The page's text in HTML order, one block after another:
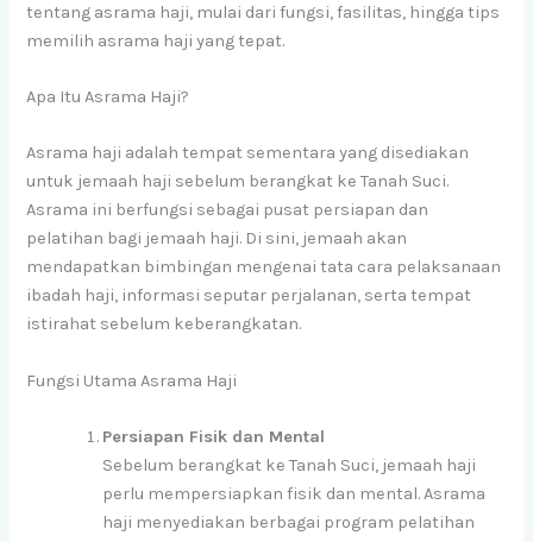
tentang asrama haji, mulai dari fungsi, fasilitas, hingga tips
memilih asrama haji yang tepat.
Apa Itu Asrama Haji?
Asrama haji adalah tempat sementara yang disediakan
untuk jemaah haji sebelum berangkat ke Tanah Suci.
Asrama ini berfungsi sebagai pusat persiapan dan
pelatihan bagi jemaah haji. Di sini, jemaah akan
mendapatkan bimbingan mengenai tata cara pelaksanaan
ibadah haji, informasi seputar perjalanan, serta tempat
istirahat sebelum keberangkatan.
Fungsi Utama Asrama Haji
Persiapan Fisik dan Mental
Sebelum berangkat ke Tanah Suci, jemaah haji
perlu mempersiapkan fisik dan mental. Asrama
haji menyediakan berbagai program pelatihan